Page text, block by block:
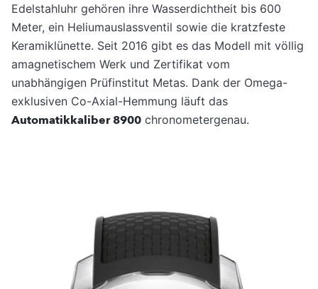
Edelstahluhr gehören ihre Wasserdichtheit bis 600
Meter, ein Heliumauslassventil sowie die kratzfeste
Keramiklünette. Seit 2016 gibt es das Modell mit völlig
amagnetischem Werk und Zertifikat vom
unabhängigen Prüfinstitut Metas. Dank der Omega-
exklusiven Co-Axial-Hemmung läuft das
Automatikkaliber 8900 chronometergenau.